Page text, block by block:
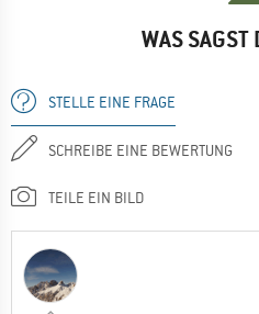
WAS
STELLE EINE FRAGE
SCHREIBE EINE BEWERTUNG
TEILE EIN BILD